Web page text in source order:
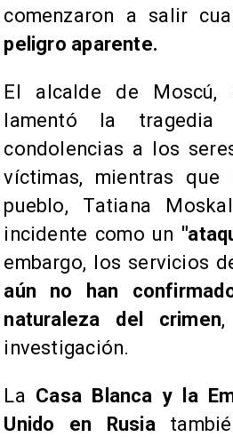
comenzaron a salir
peligro aparente.
​El alcalde de Moscú,
lamentó la
condolencias a los
víctimas, mientras que
pueblo, Tatiana
incidente como un
embargo, los servicios
aún no han
naturaleza del crimen,
investigación.
​La Casa Blanca y la
Unido en Rusia